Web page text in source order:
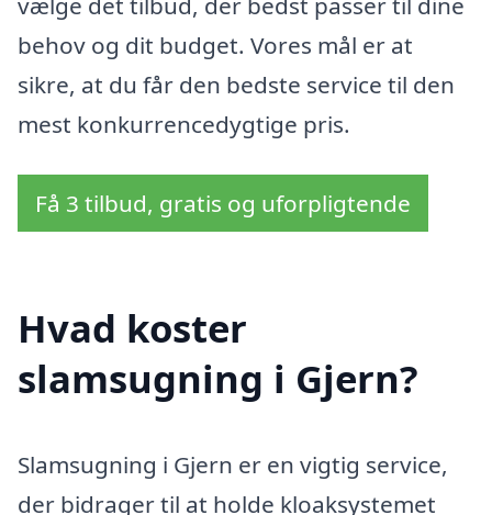
behov og dit budget. Vores mål er at
sikre, at du får den bedste service til den
mest konkurrencedygtige pris.
Få 3 tilbud, gratis og uforpligtende
Hvad koster
slamsugning i Gjern?
Slamsugning i Gjern er en vigtig service,
der bidrager til at holde kloaksystemet